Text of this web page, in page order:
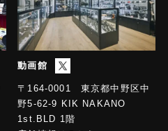
動画館
〒164-0001 東京都中野区中
野5-62-9 KIK NAKANO
1st.BLD 1階